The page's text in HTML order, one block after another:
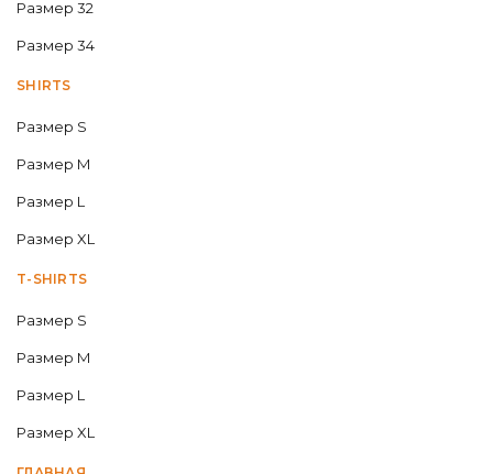
Размер 32
Размер 34
SHIRTS
Размер S
Размер M
Размер L
Размер XL
T-SHIRTS
Размер S
Размер M
Размер L
Размер XL